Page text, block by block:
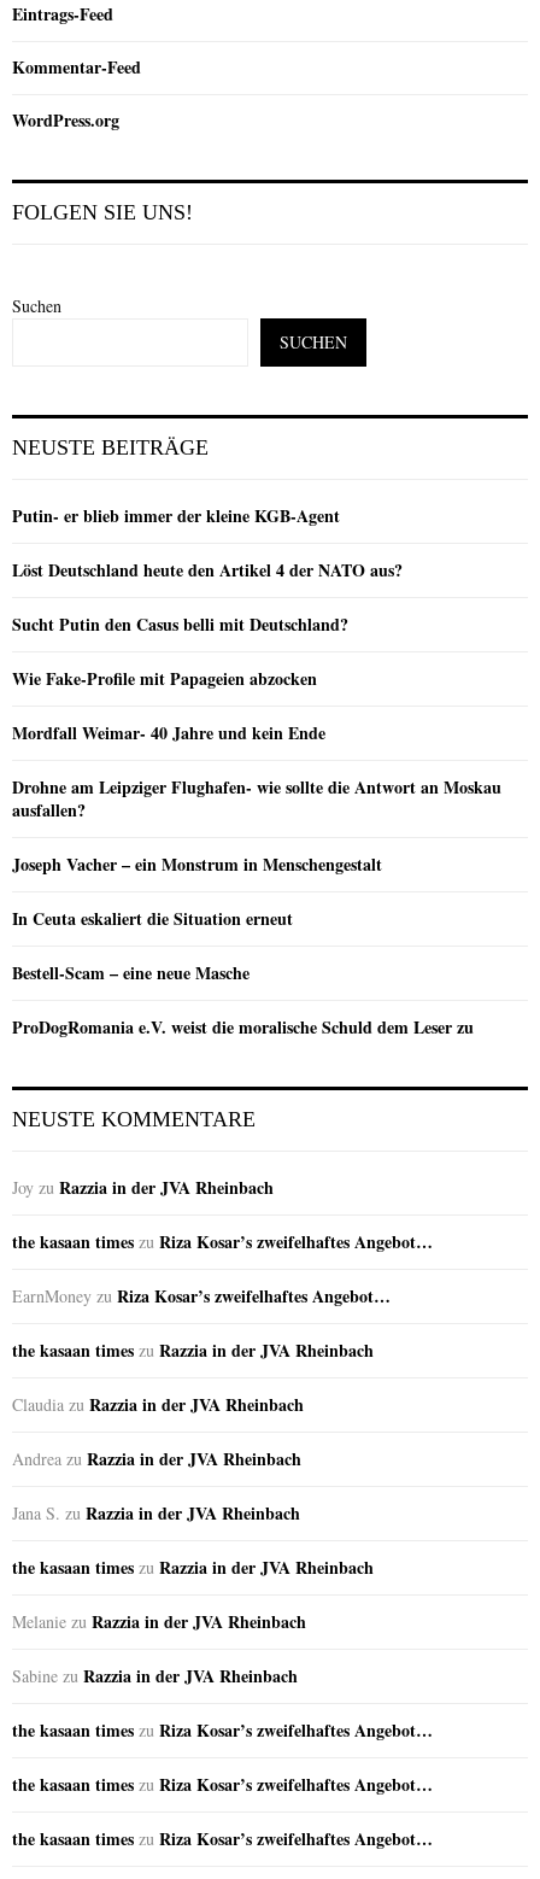
Eintrags-Feed
Kommentar-Feed
WordPress.org
FOLGEN SIE UNS!
Suchen
SUCHEN
NEUSTE BEITRÄGE
Putin- er blieb immer der kleine KGB-Agent
Löst Deutschland heute den Artikel 4 der NATO aus?
Sucht Putin den Casus belli mit Deutschland?
Wie Fake-Profile mit Papageien abzocken
Mordfall Weimar- 40 Jahre und kein Ende
Drohne am Leipziger Flughafen- wie sollte die Antwort an Moskau
ausfallen?
Joseph Vacher – ein Monstrum in Menschengestalt
In Ceuta eskaliert die Situation erneut
Bestell-Scam – eine neue Masche
ProDogRomania e.V. weist die moralische Schuld dem Leser zu
NEUSTE KOMMENTARE
Joy zu Razzia in der JVA Rheinbach
the kasaan times zu Riza Kosar’s zweifelhaftes Angebot…
EarnMoney zu Riza Kosar’s zweifelhaftes Angebot…
the kasaan times zu Razzia in der JVA Rheinbach
Claudia zu Razzia in der JVA Rheinbach
Andrea zu Razzia in der JVA Rheinbach
Jana S. zu Razzia in der JVA Rheinbach
the kasaan times zu Razzia in der JVA Rheinbach
Melanie zu Razzia in der JVA Rheinbach
Sabine zu Razzia in der JVA Rheinbach
the kasaan times zu Riza Kosar’s zweifelhaftes Angebot…
the kasaan times zu Riza Kosar’s zweifelhaftes Angebot…
the kasaan times zu Riza Kosar’s zweifelhaftes Angebot…